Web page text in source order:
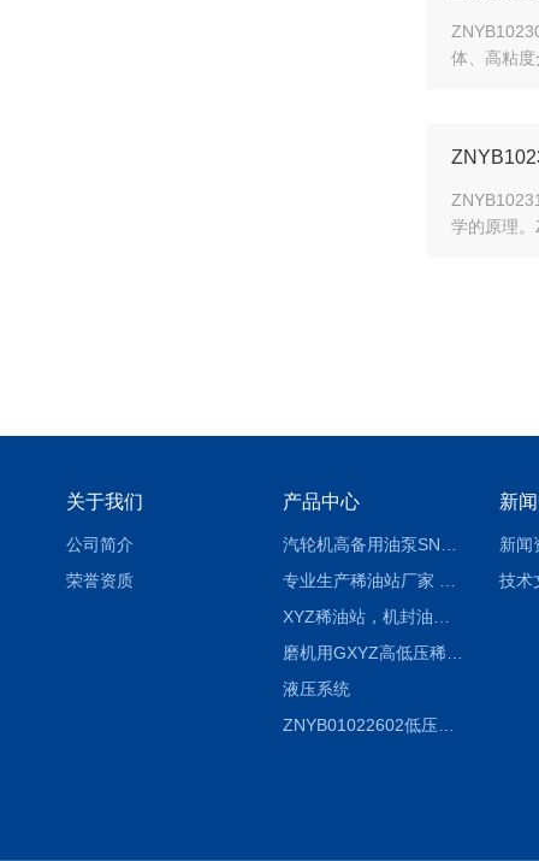
体、高粘
学的原理
关于我们
公司简介
荣誉资质
产品中心
磨机用GXYZ高低压稀油站，静压油润滑系统
液压系统
ZNYB01022602低压螺杆泵
新
新闻
技术